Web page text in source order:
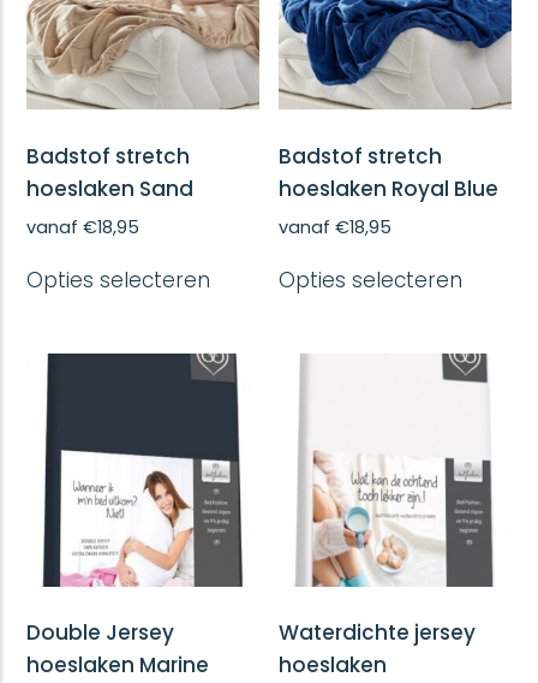
Badstof stretch
hoeslaken Sand
vanaf€18,95
Opties selecteren product
variaties.
Deze
optie
kan
gekozen
worden
op
de
productpagina
Badstof stretch
hoeslaken Royal Blue
vanaf€18,95
Opties selecteren
Deze
op
de
Double Jersey
hoeslaken Marine
Waterdichte jersey
hoeslaken